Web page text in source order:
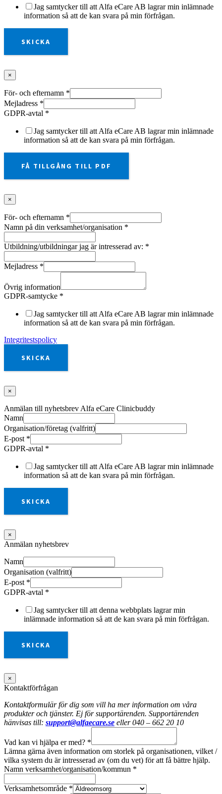
Jag samtycker till att Alfa eCare AB lagrar min inlämnade
information så att de kan svara på min förfrågan.
SKICKA
×
För- och efternamn *
Mejladress *
GDPR-avtal *
Jag samtycker till att Alfa eCare AB lagrar min inlämnade
information så att de kan svara på min förfrågan.
FÅ TILLGÅNG TILL PDF
×
För- och efternamn *
Namn på din verksamhet/organisation *
Utbildning/utbildningar jag är intresserad av: *
Mejladress *
Övrig information
GDPR-samtycke *
Jag samtycker till att Alfa eCare AB lagrar min inlämnade
information så att de kan svara på min förfrågan.
Integritestspolicy
SKICKA
×
Anmälan till nyhetsbrev Alfa eCare Clinicbuddy
Namn
Organisation/företag (valfritt)
E-post *
GDPR-avtal *
Jag samtycker till att Alfa eCare AB lagrar min inlämnade
information så att de kan svara på min förfrågan.
SKICKA
×
Anmälan nyhetsbrev
Namn
Organisation (valfritt)
E-post *
GDPR-avtal *
Jag samtycker till att denna webbplats lagrar min
inlämnade information så att de kan svara på min förfrågan.
SKICKA
×
Kontaktförfrågan
Kontaktformulär för dig som vill ha mer information om våra
produkter och tjänster. Ej för supportärenden. Supportärenden
hänvisas till: support@alfaecare.se eller 040 – 662 20 10
Vad kan vi hjälpa er med? *
Lämna gärna även information om storlek på organisationen, vilket /
vilka system du är intresserad av (om du vet) för att få bättre hjälp.
Namn verksamhet/organisation/kommun *
Verksamhetsområde *